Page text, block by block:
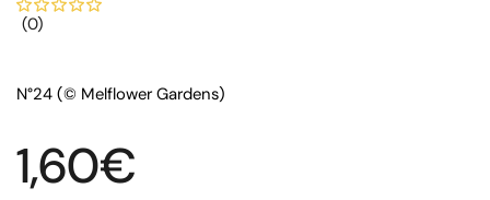
(0)
N°24 (© Melflower Gardens)
Regulärer Preis
1,60€